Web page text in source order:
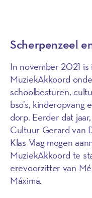
Scherpenzeel
In november 2021
MuziekAkkoord
schoolbesturen,
bso’s,
dorp. Eerder dat
Cultuur Gerard van
Klas Vlag mogen
MuziekAkkoord te
erevoorzitter van
Máxima.